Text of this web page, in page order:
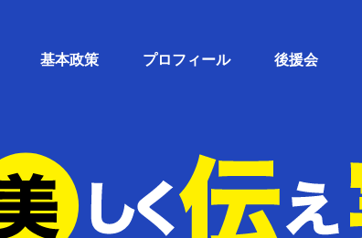
基本政策 プロフィール 後援会